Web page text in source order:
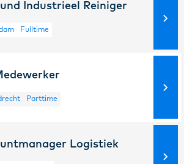
Industrieel Reiniger
Fulltime
Parttime
Logistiek